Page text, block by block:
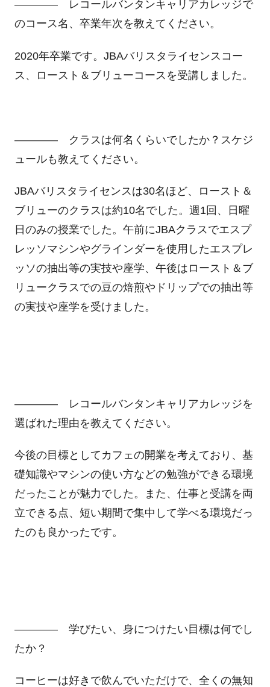
―――― レコールバンタンキャリアカレッジで
のコース名、卒業年次を教えてください。
2020年卒業です。JBAバリスタライセンスコー
ス、ロースト＆ブリューコースを受講しました。
―――― クラスは何名くらいでしたか？スケジ
ュールも教えてください。
JBAバリスタライセンスは30名ほど、ロースト＆
ブリューのクラスは約10名でした。週1回、日曜
日のみの授業でした。午前にJBAクラスでエスプ
レッソマシンやグラインダーを使用したエスプレ
ッソの抽出等の実技や座学、午後はロースト＆ブ
リュークラスでの豆の焙煎やドリップでの抽出等
の実技や座学を受けました。
―――― レコールバンタンキャリアカレッジを
選ばれた理由を教えてください。
今後の目標としてカフェの開業を考えており、基
礎知識やマシンの使い方などの勉強ができる環境
だったことが魅力でした。また、仕事と受講を両
立できる点、短い期間で集中して学べる環境だっ
たのも良かったです。
―――― 学びたい、身につけたい目標は何でし
たか？
コーヒーは好きで飲んでいただけで、全くの無知